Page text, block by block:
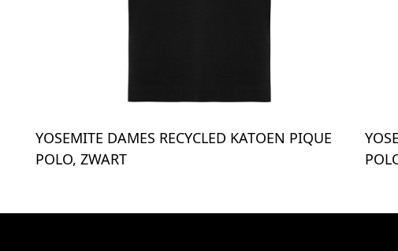
YOSEMITE DAMES RECYCLED KATOEN PIQUE
POLO, ZWART